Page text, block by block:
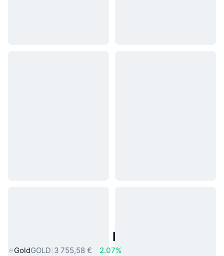
Actifs du Monde Réel Populaires
GoldGOLD 3 755,58 €
2.07%